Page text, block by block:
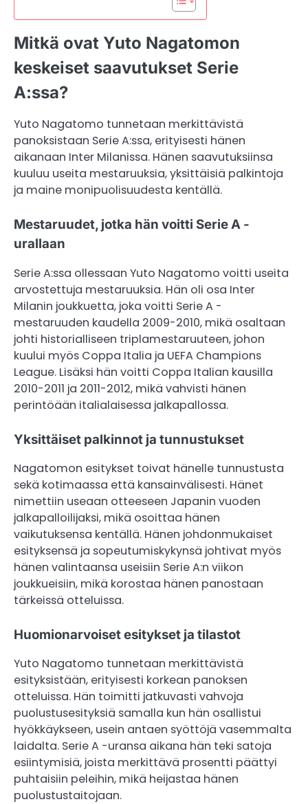
Mitkä ovat Yuto Nagatomon
keskeiset saavutukset Serie
A:ssa?
Yuto Nagatomo tunnetaan merkittävistä
panoksistaan Serie A:ssa, erityisesti hänen
aikanaan Inter Milanissa. Hänen saavutuksiinsa
kuuluu useita mestaruuksia, yksittäisiä palkintoja
ja maine monipuolisuudesta kentällä.
Mestaruudet, jotka hän voitti Serie A -
urallaan
Serie A:ssa ollessaan Yuto Nagatomo voitti useita
arvostettuja mestaruuksia. Hän oli osa Inter
Milanin joukkuetta, joka voitti Serie A -
mestaruuden kaudella 2009-2010, mikä osaltaan
johti historialliseen triplamestaruuteen, johon
kuului myös Coppa Italia ja UEFA Champions
League. Lisäksi hän voitti Coppa Italian kausilla
2010-2011 ja 2011-2012, mikä vahvisti hänen
perintöään italialaisessa jalkapallossa.
Yksittäiset palkinnot ja tunnustukset
Nagatomon esitykset toivat hänelle tunnustusta
sekä kotimaassa että kansainvälisesti. Hänet
nimettiin useaan otteeseen Japanin vuoden
jalkapalloilijaksi, mikä osoittaa hänen
vaikutuksensa kentällä. Hänen johdonmukaiset
esityksensä ja sopeutumiskykynsä johtivat myös
hänen valintaansa useisiin Serie A:n viikon
joukkueisiin, mikä korostaa hänen panostaan
tärkeissä otteluissa.
Huomionarvoiset esitykset ja tilastot
Yuto Nagatomo tunnetaan merkittävistä
esityksistään, erityisesti korkean panoksen
otteluissa. Hän toimitti jatkuvasti vahvoja
puolustusesityksiä samalla kun hän osallistui
hyökkäykseen, usein antaen syöttöjä vasemmalta
laidalta. Serie A -uransa aikana hän teki satoja
esiintymisiä, joista merkittävä prosentti päättyi
puhtaisiin peleihin, mikä heijastaa hänen
puolustustaitojaan.